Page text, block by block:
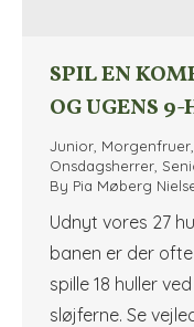
SPIL EN
OG UGENS
Junior Morgenfruer
Onsdagsherrer
By Pia Møberg
Udnyt vores 27
banen er der
spille 18 huller
sløjferne. Se